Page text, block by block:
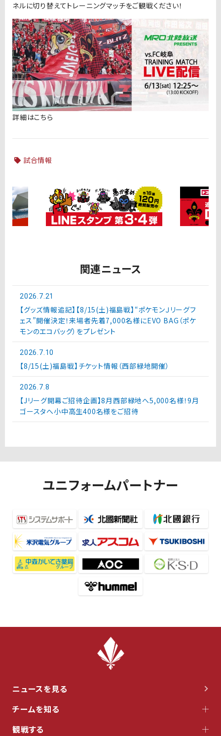
ネルに切り替えてトレーニングマッチをご観戦ください！
詳細はこちら
試合情報
関連ニュース
2026.7.21
【グッズ情報追記】【8/15(土)福島戦】“ポケモンＪリーグフ
ェス”開催決定！来場者先着7,000名様にEVO BAG（ポケ
モンのエコバッグ）をプレゼント
2026.7.10
【8/15(土)福島戦】チケット情報（西部緑地開催）
2026.7.8
【Jリーグ開幕ご招待企画】8月西部緑地へ5,000名様！9月
ゴースタへ小中高生400名様をご招待
ユニフォームパートナー
ニュースを見る
チームを知る
観戦する